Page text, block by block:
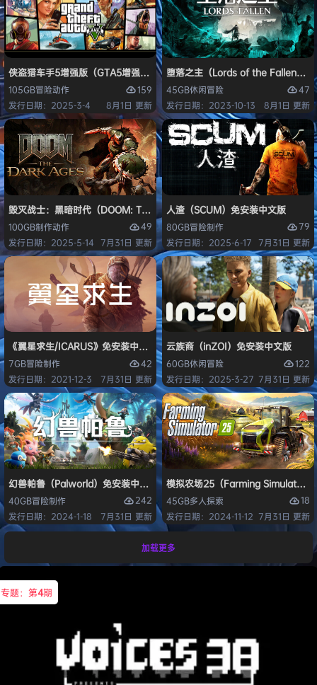
侠盗猎车手5增强版（GTA5增强版（Grand Theft Auto V Enhanced）免
105GB冒险动作
159
发行日期：2025-3-4
8月1日 更新
堕落之主（Lords of the Fallen）免
45GB休闲冒险
47
发行日期：2023-10-13
8月1日 更新
毁灭战士：黑暗时代（DOOM: The Dark Ages）免安装中文版
100GB制作动作
49
发行日期：2025-5-14
7月31日 更新
人渣（SCUM）免安装中文版
80GB冒险制作
79
发行日期：2025-6-17
7月31日 更新
《翼星求生/ICARUS》免安装中文版
7GB冒险制作
42
发行日期：2021-12-3
7月31日 更新
云族裔（inZOI）免安装中文版
60GB休闲冒险
122
发行日期：2025-3-27 7月31日 更新
幻兽帕鲁（Palworld）免安装中文版
40GB冒险制作
242
发行日期：2024-1-18
7月31日 更新
模拟农场25（Farming Simulator
45GB多人探索
18
发行日期：2024-11-12 7月31日 更新
加载更多
专题：第4期